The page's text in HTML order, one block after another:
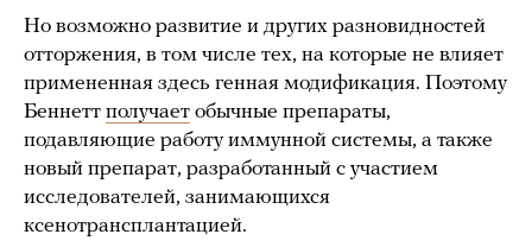
Но возможно развитие и других разновидностей
отторжения, в том числе тех, на которые не влияет
примененная здесь генная модификация. Поэтому
Беннетт получает обычные препараты,
подавляющие работу иммунной системы, а также
новый препарат, разработанный с участием
исследователей, занимающихся
ксенотрансплантацией.